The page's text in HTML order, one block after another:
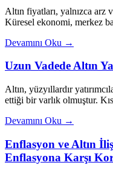
Altın fiyatları, yalnızca arz
Küresel ekonomi, merkez
Devamını Oku →
Uzun Vadede Altın
Altın, yüzyıllardır
ettiği bir varlık olmuştur.
Devamını Oku →
Enflasyon ve Altın
Enflasyona Karşı